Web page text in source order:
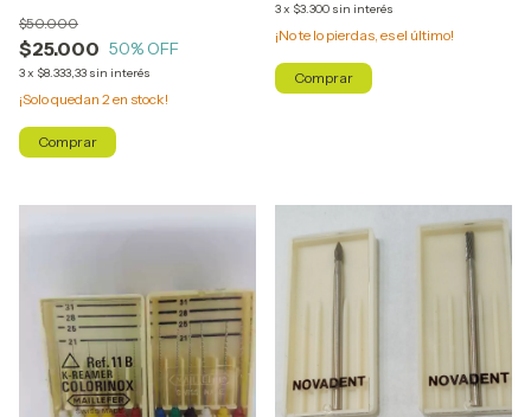
$25.000
$50.000
50% OFF
3x $8.333,33 sin interés
¡Solo quedan 2en stock!
3x $3.300 sin interés
¡No te lo pierdas, es el último!